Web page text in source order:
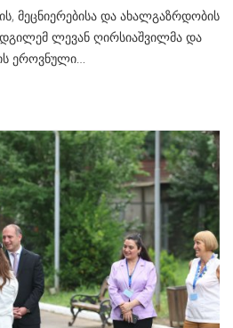
მეცნიერებისა და ახალგაზრდობის
ლევან ღირსიაშვილმა და
ეროვნული…